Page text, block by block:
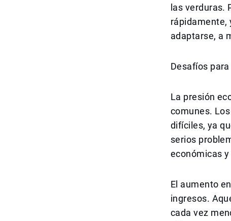
las verduras.
rápidamente,
adaptarse, a
Desafíos
La presión
comunes.
difíciles, ya
serios
económicas
El aumento
ingresos.
cada vez